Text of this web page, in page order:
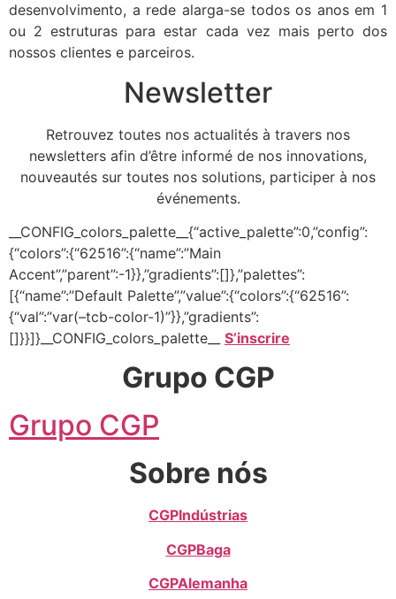
desenvolvimento, a rede alarga-se todos os anos em 1
ou 2 estruturas para estar cada vez mais perto dos
nossos clientes e parceiros.
Newsletter
Retrouvez toutes nos actualités à travers nos
newsletters afin d’être informé de nos innovations,
nouveautés sur toutes nos solutions, participer à nos
événements.
__CONFIG_colors_palette__{“active_palette”:0,”config”:
{“colors”:{“62516”:{“name”:”Main
Accent”,”parent”:-1}},”gradients”:[]},”palettes”:
[{“name”:”Default Palette”,”value”:{“colors”:{“62516”:
{“val”:”var(–tcb-color-1)”}},”gradients”:
[]}}]}__CONFIG_colors_palette__ S’inscrire
Grupo CGP
Grupo CGP
Sobre nós
CGPIndústrias
CGPBaga
CGPAlemanha